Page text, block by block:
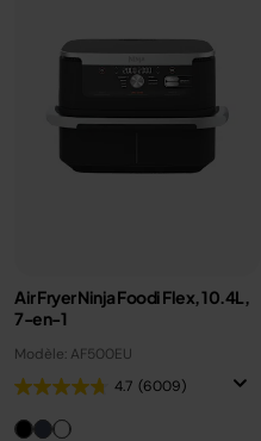
Air Fryer Ninja Foodi Flex, 10.4L,
7-en-1
Modèle: AF500EU
4.7 (6009)